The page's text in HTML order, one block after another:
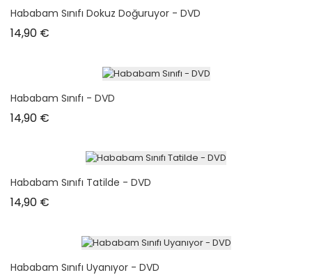
Hababam Sınıfı Dokuz Doğuruyor - DVD
14,90 €
Hababam Sınıfı - DVD
14,90 €
Hababam Sınıfı Tatilde - DVD
14,90 €
Hababam Sınıfı Uyanıyor - DVD